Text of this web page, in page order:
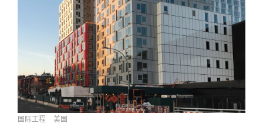
国际工程 美国